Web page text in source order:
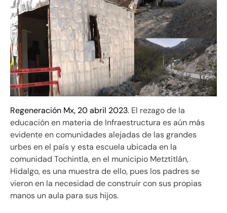
Regeneración Mx, 20 abril 2023. El rezago de la
educación en materia de Infraestructura es aún más
evidente en comunidades alejadas de las grandes
urbes en el país y esta escuela ubicada en la
comunidad Tochintla, en el municipio Metztitlán,
Hidalgo, es una muestra de ello, pues los padres se
vieron en la necesidad de construir con sus propias
manos un aula para sus hijos.